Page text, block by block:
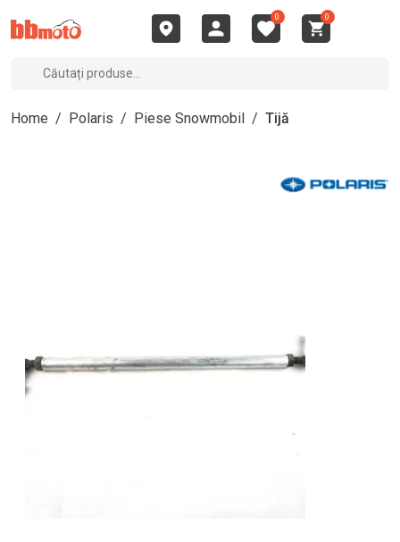
0 0
Home / Polaris / Piese Snowmobil / Tijă